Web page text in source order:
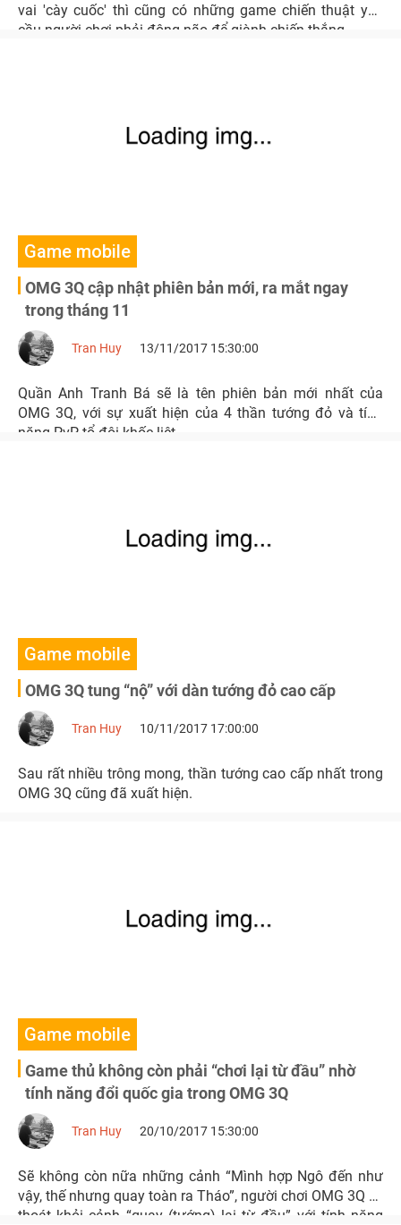
vai 'cày cuốc' thì cũng có những game chiến thuật yêu
cầu người chơi phải động não để giành chiến thắng.
Game mobile
OMG 3Q cập nhật phiên bản mới, ra mắt ngay
trong tháng 11
Tran Huy 13/11/2017 15:30:00
Quần Anh Tranh Bá sẽ là tên phiên bản mới nhất của
OMG 3Q, với sự xuất hiện của 4 thần tướng đỏ và tính
năng PvP tổ đội khốc liệt.
Game mobile
OMG 3Q tung “nộ” với dàn tướng đỏ cao cấp
Tran Huy 10/11/2017 17:00:00
Sau rất nhiều trông mong, thần tướng cao cấp nhất trong
OMG 3Q cũng đã xuất hiện.
Game mobile
Game thủ không còn phải “chơi lại từ đầu” nhờ
tính năng đổi quốc gia trong OMG 3Q
Tran Huy 20/10/2017 15:30:00
Sẽ không còn nữa những cảnh “Mình hợp Ngô đến như
vậy, thế nhưng quay toàn ra Tháo”, người chơi OMG 3Q sẽ
thoát khỏi cảnh “quay (tướng) lại từ đầu” với tính năng